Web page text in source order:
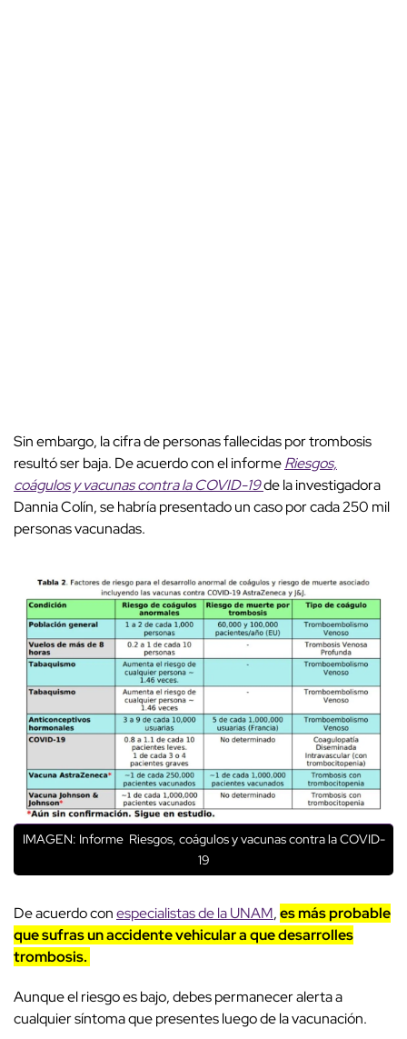
Sin embargo, la cifra de personas fallecidas por trombosis
resultó ser baja. De acuerdo con el informeRiesgos,
coágulos y vacunas contra la COVID-19de la investigadora
Dannia Colín, se habría presentado un caso por cada 250 mil
personas vacunadas.
IMAGEN: Informe Riesgos, coágulos y vacunas contra la COVID-
19
De acuerdo conespecialistas de la UNAM,es más probable
que sufras un accidente vehicular a que desarrolles
trombosis.
Aunque el riesgo es bajo, debes permanecer alerta a
cualquier síntoma que presentes luego de la vacunación.